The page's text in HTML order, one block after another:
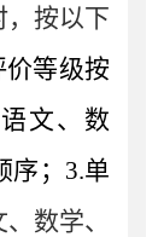
，按以下
价等级按
语文、数
序 ； 3.单
数学、